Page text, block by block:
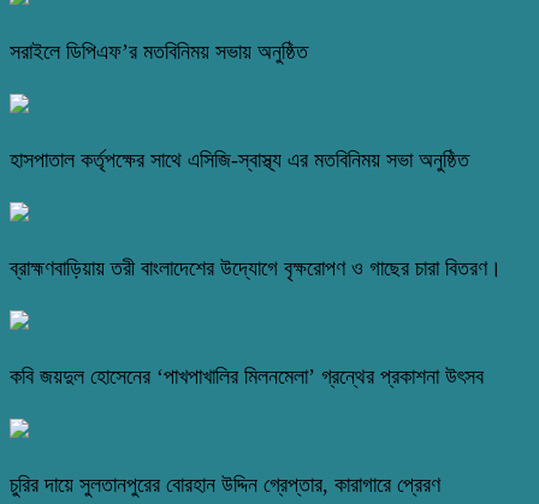
সরাইলে ডিপিএফ’র মতবিনিময় সভায় অনুষ্ঠিত
হাসপাতাল কর্তৃপক্ষের সাথে এসিজি-স্বাস্থ্য এর মতবিনিময় সভা অনুষ্ঠিত
ব্রাহ্মণবাড়িয়ায় তরী বাংলাদেশের উদ্যোগে বৃক্ষরোপণ ও গাছের চারা বিতরণ।
কবি জয়দুল হোসেনের ‘পাখপাখালির মিলনমেলা’ গ্রন্থের প্রকাশনা উৎসব
চুরির দায়ে সুলতানপুরের বোরহান উদ্দিন গ্রেপ্তার, কারাগারে প্রেরণ